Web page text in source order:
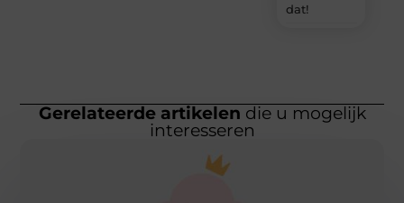
dat!
Gerelateerde artikelen die u mogelijk
interesseren